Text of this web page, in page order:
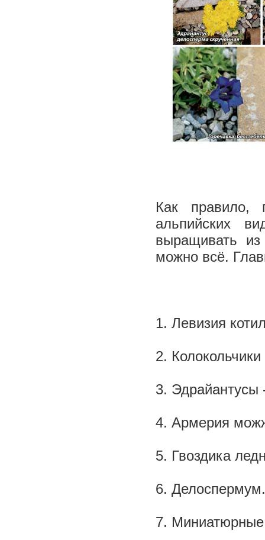
Как правило,
альпийских
выращивать
можно всё.
1. Левизия
2.
3. Эдрайантусы
4. Армерия
5. Гвоздика
6. Делоспермум.
7.